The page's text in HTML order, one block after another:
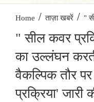
Home / ताज़ा खबरें / "
" सील कवर
का उल्लंघन
वैकल्पिक तौर पर
प्रक्रिया' जारी